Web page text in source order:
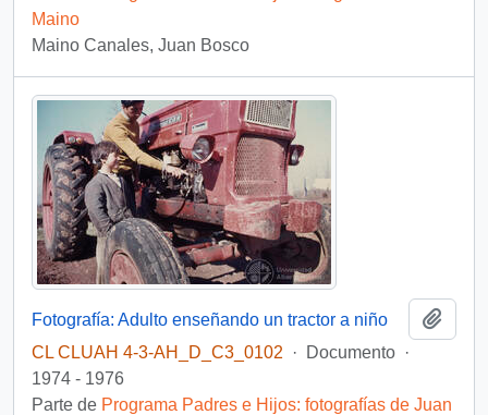
Maino
Maino Canales, Juan Bosco
Fotografía: Adulto enseñando un tractor a niño
CL CLUAH 4-3-AH_D_C3_0102
· Documento ·
1974 - 1976
Parte de Programa Padres e Hijos: fotografías de Juan